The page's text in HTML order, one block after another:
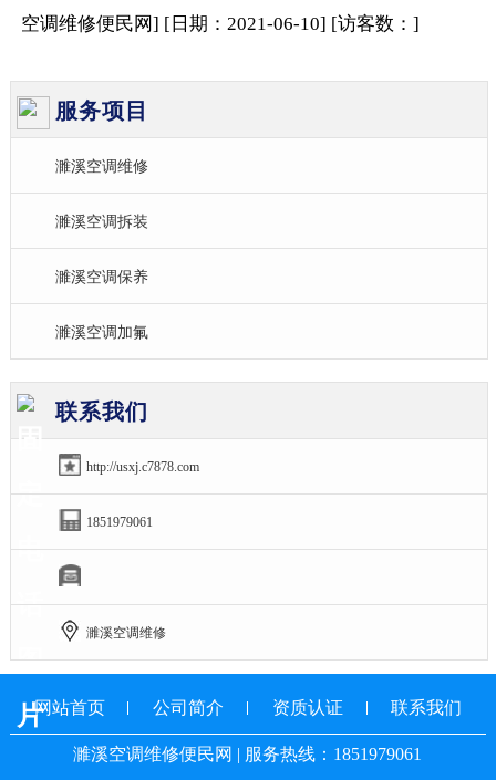
空调维修便民网] [日期：2021-06-10] [访客数： ]
服务项目
濉溪空调维修
濉溪空调拆装
濉溪空调保养
濉溪空调加氟
联系我们
http://usxj.c7878.com
1851979061
濉溪空调维修
网站首页 公司简介 资质认证 联系我们
濉溪空调维修便民网 | 服务热线：1851979061